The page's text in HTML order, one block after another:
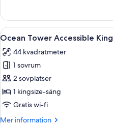
+
Splash
Bay
Ticket,
4
Pax
(Usage:
CI
14-
20
Bay
PKG]
Forest
Accessible
King
Splash
Bay
Ticket,
Pax
Öppna
alla
foton
för
Ocean
Tower
Accessible
5
Ocean Tower Accessible King
44 kvadratmeter
1 sovrum
2 sovplatser
1 kingsize-säng
Gratis wi-fi
Mer information
Mer